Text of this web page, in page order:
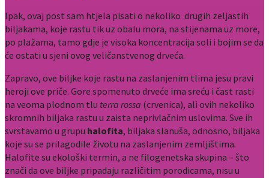
Ipak, ovaj post sam htjela pisati o nekoliko drugih zeljastih
biljakama, koje rastu tik uz obalu mora, na stijenama uz more,
po plažama, tamo gdje je visoka koncentracija soli i bojim se da
će ostati u sjeni ovog veličanstvenog drveća.
Zapravo, ove biljke koje rastu na zaslanjenim tlima jesu pravi
heroji ove priče. Gore spomenuto drveće ima sreću i čast rasti
na veoma plodnom tlu terra rossa (crvenica), ali ovih nekoliko
skromnih biljaka rastu u zaista neprivlačnim uslovima. Sve ih
svrstavamo u grupu halofita, biljaka slanuša, odnosno, biljaka
koje su se prilagodile životu na zaslanjenim zemljištima.
Halofite su ekološki termin, a ne filogenetska skupina – što
znači da ove biljke pripadaju različitim porodicama, nisu u